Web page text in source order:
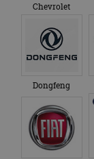
Chevrolet
Dongfeng